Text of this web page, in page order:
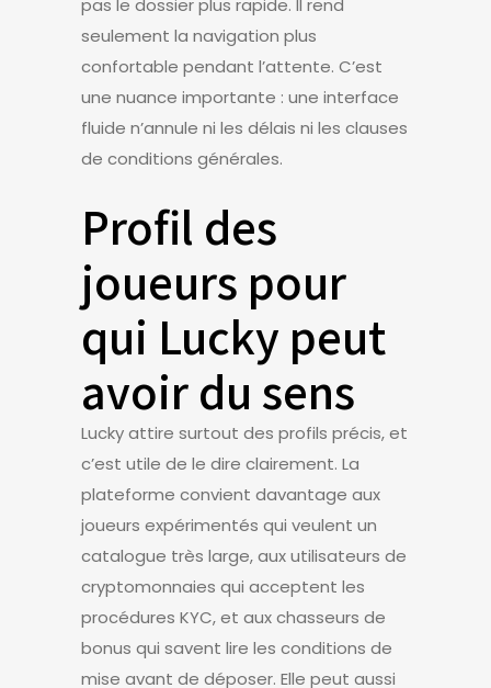
pas le dossier plus rapide. Il rend
seulement la navigation plus
confortable pendant l’attente. C’est
une nuance importante : une interface
fluide n’annule ni les délais ni les clauses
de conditions générales.
Profil des
joueurs pour
qui Lucky peut
avoir du sens
Lucky attire surtout des profils précis, et
c’est utile de le dire clairement. La
plateforme convient davantage aux
joueurs expérimentés qui veulent un
catalogue très large, aux utilisateurs de
cryptomonnaies qui acceptent les
procédures KYC, et aux chasseurs de
bonus qui savent lire les conditions de
mise avant de déposer. Elle peut aussi